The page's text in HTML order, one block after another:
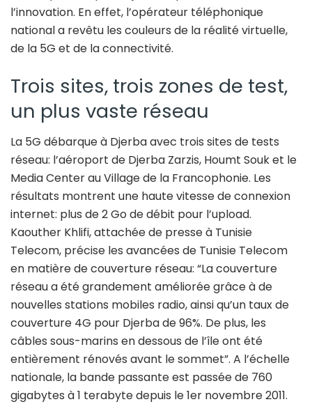
l’innovation. En effet, l’opérateur téléphonique
national a revêtu les couleurs de la réalité virtuelle,
de la 5G et de la connectivité.
Trois sites, trois zones de test,
un plus vaste réseau
La 5G débarque à Djerba avec trois sites de tests
réseau: l’aéroport de Djerba Zarzis, Houmt Souk et le
Media Center au Village de la Francophonie. Les
résultats montrent une haute vitesse de connexion
internet: plus de 2 Go de débit pour l’upload.
Kaouther Khlifi, attachée de presse à Tunisie
Telecom, précise les avancées de Tunisie Telecom
en matière de couverture réseau: “La couverture
réseau a été grandement améliorée grâce à de
nouvelles stations mobiles radio, ainsi qu’un taux de
couverture 4G pour Djerba de 96%. De plus, les
câbles sous-marins en dessous de l’île ont été
entièrement rénovés avant le sommet”. A l’échelle
nationale, la bande passante est passée de 760
gigabytes à 1 terabyte depuis le 1er novembre 2011.